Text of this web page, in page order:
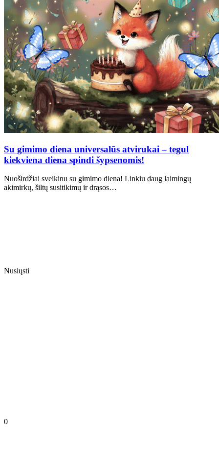
Su gimimo diena universalūs atvirukai – tegul
kiekviena diena spindi šypsenomis!
Nuoširdžiai sveikinu su gimimo diena! Linkiu daug laimingų
akimirkų, šiltų susitikimų ir drąsos…
Nusiųsti
0